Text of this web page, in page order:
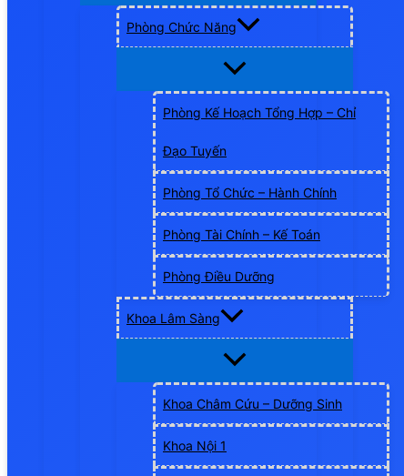
Phòng Chức Năng
Phòng Kế Hoạch Tổng Hợp – Chỉ
Đạo Tuyến
Phòng Tổ Chức – Hành Chính
Phòng Tài Chính – Kế Toán
Phòng Điều Dưỡng
Khoa Lâm Sàng
Khoa Châm Cứu – Dưỡng Sinh
Khoa Nội 1